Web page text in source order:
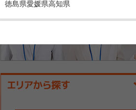
徳島県愛媛県高知県